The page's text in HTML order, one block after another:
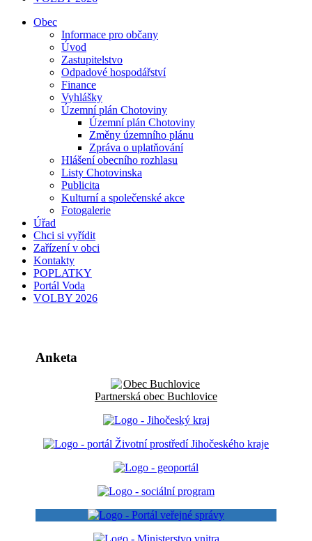
Obec
Informace pro občany
Úvod
Zastupitelstvo
Odpadové hospodářství
Finance
Vyhlášky
Územní plán Chotoviny
Územní plán Chotoviny
Změny územního plánu
Zpráva o uplatňování
Hlášení obecního rozhlasu
Listy Chotovinska
Publicita
Kulturní a společenské akce
Fotogalerie
Úřad
Chci si vyřídit
Zařízení v obci
Kontakty
POPLATKY
Portál Voda
VOLBY 2026
Anketa
Partnerská obec Buchlovice